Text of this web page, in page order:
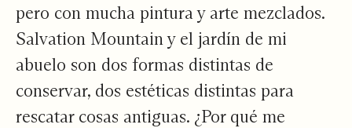
pero con mucha pintura y arte mezclados.
Salvation Mountain y el jardín de mi
abuelo son dos formas distintas de
conservar, dos estéticas distintas para
rescatar cosas antiguas. ¿Por qué me